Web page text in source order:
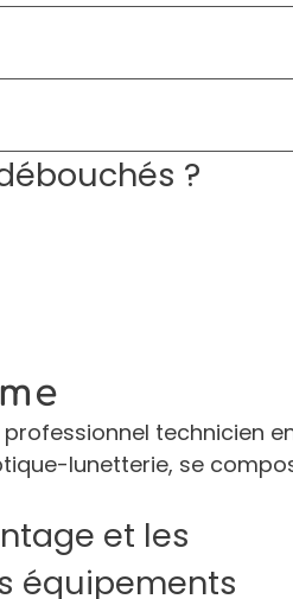
?
technicien
lunetterie, se
et les
équipements